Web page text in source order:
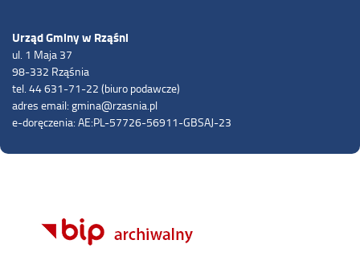
Urząd Gminy w Rząśni
ul. 1 Maja 37
98-332 Rząśnia
tel. 44 631-71-22 (biuro podawcze)
adres email: gmina@rzasnia.pl
e-doręczenia: AE:PL-57726-56911-GBSAJ-23